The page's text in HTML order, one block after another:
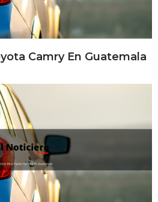
Camry En Guatemala